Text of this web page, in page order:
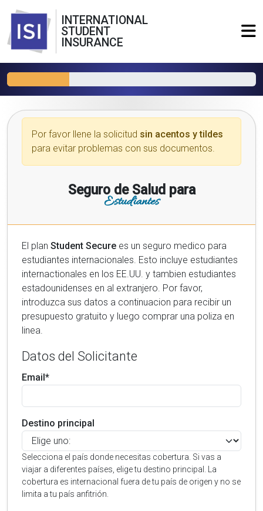
INTERNATIONAL
STUDENT
INSURANCE
Por favor llene la solicitud sin acentos y tildes
para evitar problemas con sus documentos.
Seguro de Salud para
Estudiantes
El plan Student Secure es un seguro medico para
estudiantes internacionales. Esto incluye estudiantes
internactionales en los EE.UU. y tambien estudiantes
estadounidenses en al extranjero. Por favor,
introduzca sus datos a continuacion para recibir un
presupuesto gratuito y luego comprar una poliza en
linea.
Datos del Solicitante
Email*
Destino principal
Selecciona el país donde necesitas cobertura. Si vas a
viajar a diferentes países, elige tu destino principal. La
cobertura es internacional fuera de tu país de origen y no se
limita a tu país anfitrión.